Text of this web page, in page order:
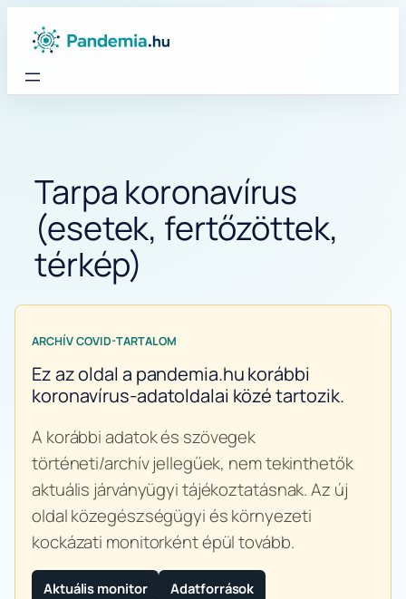
Tarpa koronavírus
(esetek, fertőzöttek,
térkép)
ARCHÍV COVID-TARTALOM
Ez az oldal a pandemia.hu korábbi
koronavírus-adatoldalai közé tartozik.
A korábbi adatok és szövegek
történeti/archív jellegűek, nem tekinthetők
aktuális járványügyi tájékoztatásnak. Az új
oldal közegészségügyi és környezeti
kockázati monitorként épül tovább.
Aktuális monitor Adatforrások